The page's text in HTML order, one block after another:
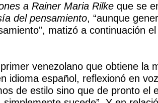
a Rainer Maria Rilke que se
del pensamiento, “aunque
matizó a continuación
venezolano que obtiene la
idioma español, reflexionó en
de estilo sino que de pronto el